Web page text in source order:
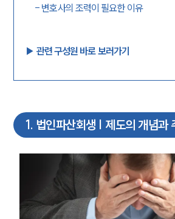
- 변호사의 조력이 필요한 이유
▶︎ 관련 구성원 바로 보러가기
1. 법인파산회생 | 제도의 개념과